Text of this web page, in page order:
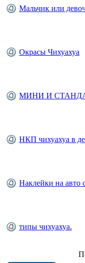
Мальчик или
Окрасы Чихуахуа
МИНИ И
НКП чихуахуа в
Наклейки на авто
типы чихуахуа.